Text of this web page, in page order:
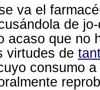
va el
de
acaso que no
virtudes de
consumo